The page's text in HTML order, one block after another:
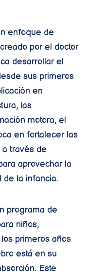
enfoque de
por el doctor
desarrollar el
sus primeros
en
las
motora, el
en fortalecer las
través de
aprovechar la
de la infancia.
programa de
niños,
primeros años
está en su
Este